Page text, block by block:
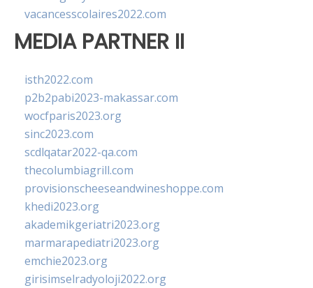
vacancesscolaires2022.com
MEDIA PARTNER II
isth2022.com
p2b2pabi2023-makassar.com
wocfparis2023.org
sinc2023.com
scdlqatar2022-qa.com
thecolumbiagrill.com
provisionscheeseandwineshoppe.com
khedi2023.org
akademikgeriatri2023.org
marmarapediatri2023.org
emchie2023.org
girisimselradyoloji2022.org